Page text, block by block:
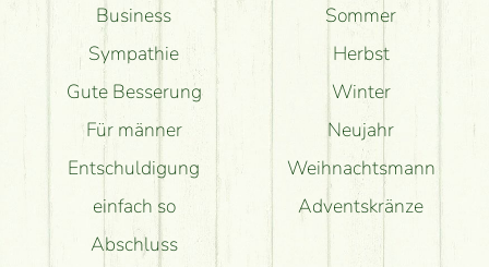
Business
Sympathie
Gute Besserung
Für männer
Entschuldigung
einfach so
Abschluss
Sommer
Herbst
Winter
Neujahr
Weihnachtsmann
Adventskränze